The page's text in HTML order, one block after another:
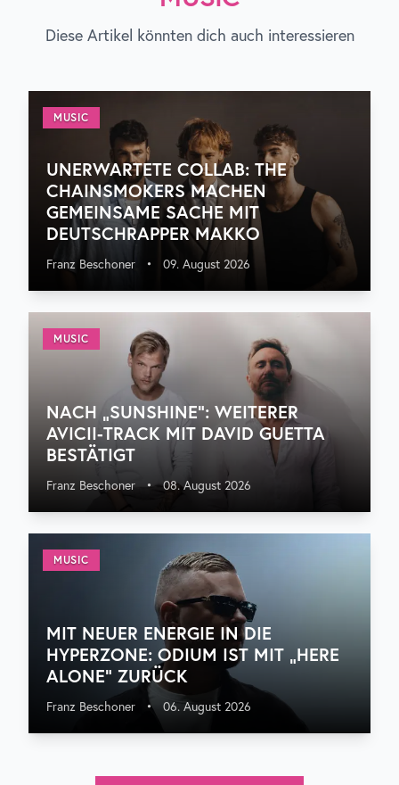
Diese Artikel könnten dich auch interessieren
MUSIC
UNERWARTETE COLLAB: THE
CHAINSMOKERS MACHEN
GEMEINSAME SACHE MIT
DEUTSCHRAPPER MAKKO
Franz Beschoner • 09. August 2026
MUSIC
NACH „SUNSHINE“: WEITERER
AVICII-TRACK MIT DAVID GUETTA
BESTÄTIGT
Franz Beschoner • 08. August 2026
MUSIC
MIT NEUER ENERGIE IN DIE
HYPERZONE: ODIUM IST MIT „HERE
ALONE“ ZURÜCK
Franz Beschoner • 06. August 2026